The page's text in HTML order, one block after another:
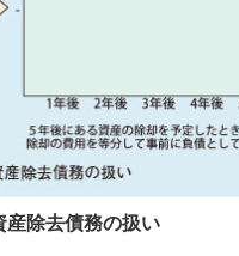
除去債務の扱い